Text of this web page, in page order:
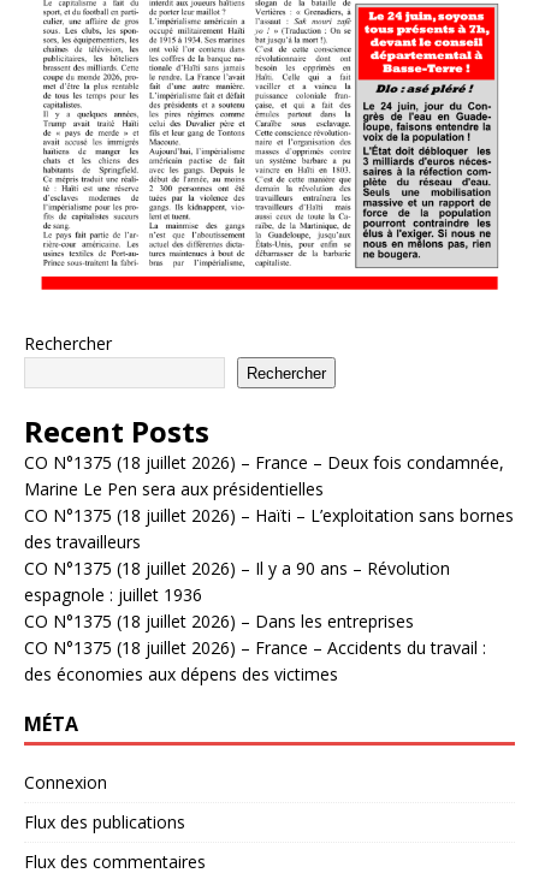
Rechercher
Rechercher
Recent Posts
CO N°1375 (18 juillet 2026) – France – Deux fois condamnée,
Marine Le Pen sera aux présidentielles
CO N°1375 (18 juillet 2026) – Haïti – L’exploitation sans bornes
des travailleurs
CO N°1375 (18 juillet 2026) – Il y a 90 ans – Révolution
espagnole : juillet 1936
CO N°1375 (18 juillet 2026) – Dans les entreprises
CO N°1375 (18 juillet 2026) – France – Accidents du travail :
des économies aux dépens des victimes
MÉTA
Connexion
Flux des publications
Flux des commentaires